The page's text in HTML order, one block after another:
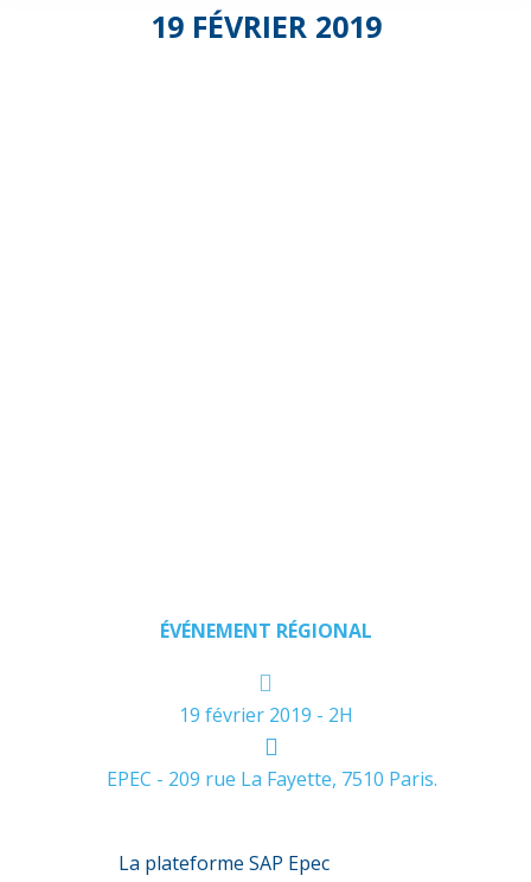
19 FÉVRIER 2019
ÉVÉNEMENT RÉGIONAL
19 février 2019 - 2H
EPEC - 209 rue La Fayette, 7510 Paris.
La plateforme SAP Epec